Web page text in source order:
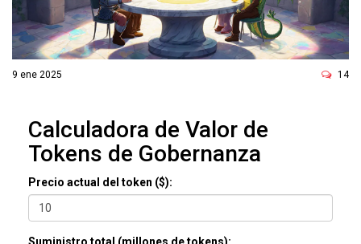
n
9 ene 2025 14
Calculadora de Valor de
Tokens de Gobernanza
Precio actual del token ($):